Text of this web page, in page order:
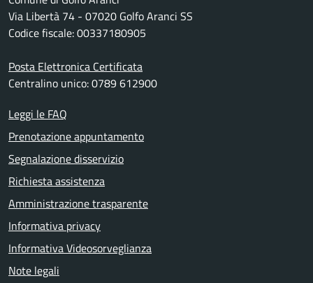
Via Libertà 74 - 07020 Golfo Aranci SS
Codice fiscale: 00337180905
Posta Elettronica Certificata
Centralino unico: 0789 612900
Leggi le FAQ
Prenotazione appuntamento
Segnalazione disservizio
Richiesta assistenza
Amministrazione trasparente
Informativa privacy
Informativa Videosorveglianza
Note legali